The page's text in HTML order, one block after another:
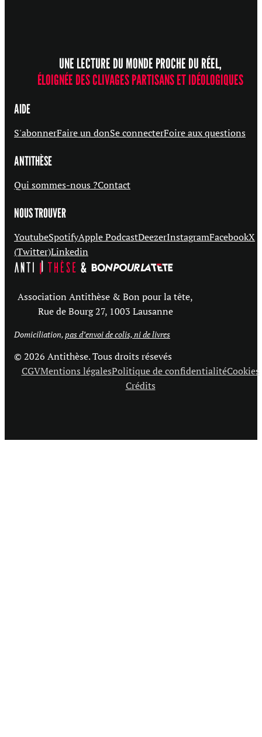
UNE LECTURE DU MONDE PROCHE DU RÉEL,
ÉLOIGNÉE DES CLIVAGES PARTISANS ET IDÉOLOGIQUES
AIDE
S'abonnerFaire un donSe connecterFoire aux questions
ANTITHÈSE
Qui sommes-nous ?Contact
NOUS TROUVER
YoutubeSpotifyApple PodcastDeezerInstagramFacebookX
(Twitter)Linkedin
Association Antithèse & Bon pour la tête,
Rue de Bourg 27, 1003 Lausanne
Domiciliation, pas d’envoi de colis, ni de livres
© 2026 Antithèse. Tous droits résevés
CGVMentions légalesPolitique de confidentialitéCookies
Crédits